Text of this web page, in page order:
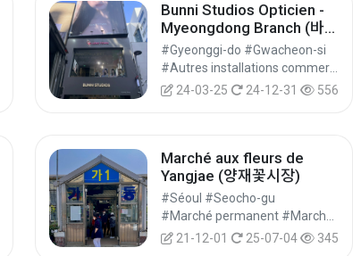
Bunni Studios Opticien -
Myeongdong Branch (바니
스튜디오 명동역점)
#Gyeonggi-do #Gwacheon-si
24-03-25
24-12-31 556
Marché aux fleurs de
Yangjae (양재꽃시장)
#Séoul #Seocho-gu
21-12-01
25-07-04 345